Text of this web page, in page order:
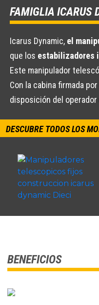
FAMIGLIA ICARUS
Icarus Dynamic, el
que los estabilizadores
Este manipulador
Con la cabina firmada
disposición del
DESCUBRE TODOS LOS
BENEFICIOS